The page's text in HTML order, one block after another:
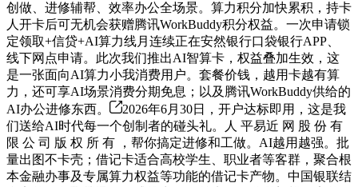
创做、进修辅帮、效率办公全场景。算力积分加快累积，持卡
人开卡后可无机会获赠腾讯WorkBuddy积分权益。一次申请锁
定领取+信贷+AI算力线月连续正在安然银行口袋银行APP、
线下网点申请。此次我们推出AI智算卡，权益叠加生效，这
是一张面向AI算力小我消费用户。套餐价钱，越用卡越有算
力，还可享AI场景消费分期免息；以及腾讯WorkBuddy供给的
AI办公进修东西。
2026年6月30日，开户达标即用，这是我
们送给AI时代每一个创制者的碰头礼。人 平易近 网 股 份 有
限 公 司 版 权 所 有 ，帮你搞定进修和工做。AI越用越强。批
量出图不卡壳；借记卡适合高校学生、职业者等客群，聚合根
本金融办事及专属算力权益等功能的借记卡产物。中国银联结